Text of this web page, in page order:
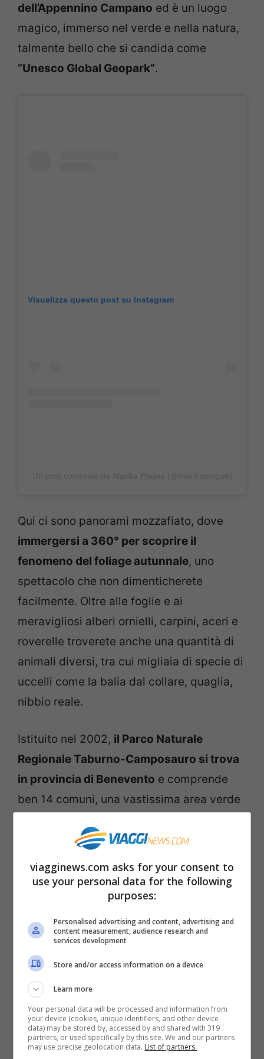
dell’Appennino Campano ed è un luogo
magico, immerso nel verde e nella natura,
talmente bello che si candida come
“Unesco Global Geopark”.
Visualizza questo post su Instagram
Qui ci sono panorami mozzafiato, dove
immergersi a 360° per scoprire il
fenomeno del foliage autunnale, uno
spettacolo che non dimenticherete
facilmente. Oltre alle foglie e ai
meravigliosi alberi ornielli, carpini, aceri e
roverelle troverete anche una quantità di
animali diversi, tra cui migliaia di specie di
uccelli come la balia dal collare, quaglia,
nibbio reale.
Istituito nel 2002, il Parco Naturale
Regionale Taburno-Camposauro si trova
in provincia di Benevento e comprende
ben 14 comuni, una vastissima area verde
folkloristiche da scoprire e cibo
buonissimo.
Valle delle Ferriere di Amalfi
Uno dei luoghi più incantevoli della
Campania è sicuramente la
Amalfitanae qui, oltre al fantastico mare,
c’è una riserva naturale chiamata
delle Ferrieredove ammirare il fenomeno
del foliage.
viagginews.com asks for your consent to
use your personal data for the following
purposes:
Personalised advertising and content, advertising and
content measurement, audience research and
services development
Store and/or access information on a device
Learn more
Your personal data will be processed and information from
your device (cookies, unique identifiers, and other device
data) may be stored by, accessed by and shared with 319
partners, or used specifically by this site. We and our partners
may use precise geolocation data. List of partners.